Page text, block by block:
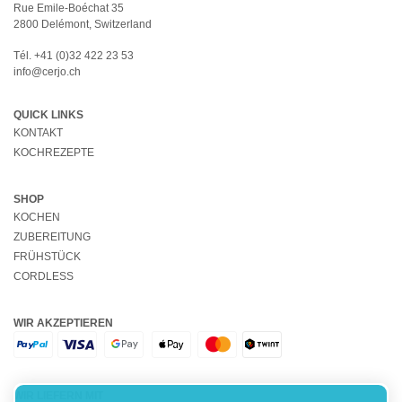
Rue Emile-Boéchat 35
2800 Delémont, Switzerland
Tél. +41 (0)32 422 23 53
info@cerjo.ch
QUICK LINKS
KONTAKT
KOCHREZEPTE
SHOP
KOCHEN
ZUBEREITUNG
FRÜHSTÜCK
CORDLESS
WIR AKZEPTIEREN
WIR LIEFERN MIT